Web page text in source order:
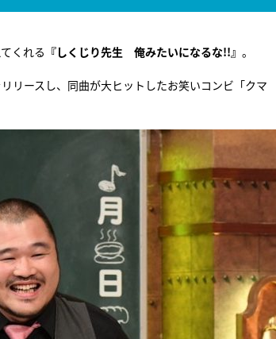
くれる 『しくじり先生 俺みたいになるな!!』 。
リースし、同曲が大ヒットしたお笑いコンビ「クマ
『アイ＝ラブ！げーみんぐ』
E齋藤樹愛羅＆佐々木舞香SP
ビュー